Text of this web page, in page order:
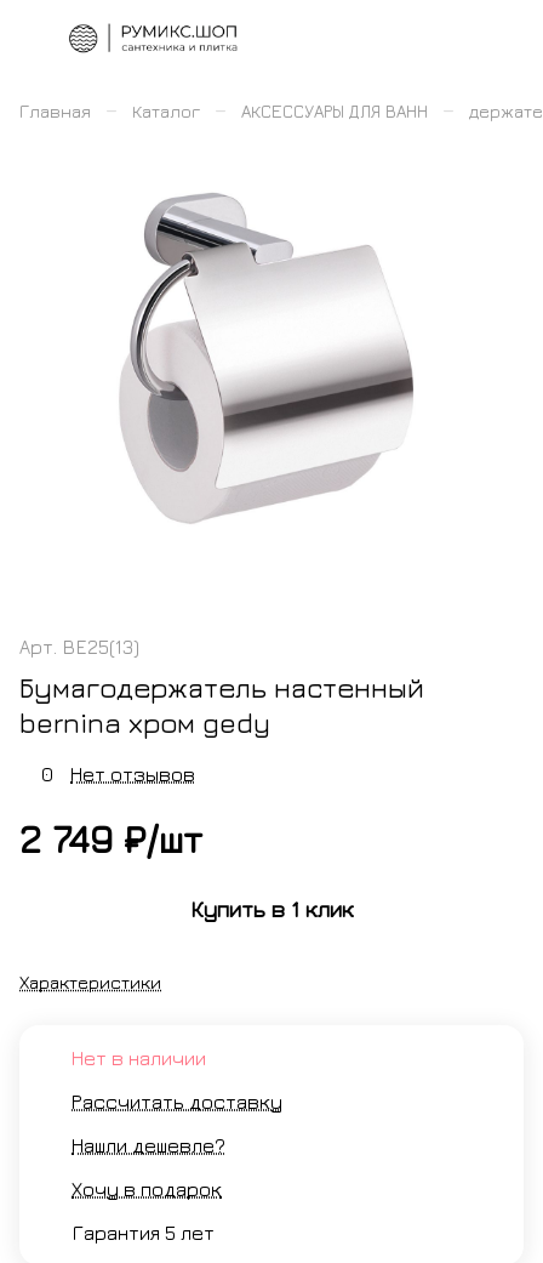
Главная – Каталог – АКСЕССУАРЫ ДЛЯ ВАНН –
Арт. BE25(13)
Бумагодержатель настенный
bernina хром gedy
0 Нет отзывов
2 749 ₽/шт
Купить в 1 клик
Характеристики
Нет в наличии
Рассчитать доставку
Нашли дешевле?
Хочу в подарок
Гарантия 5 лет